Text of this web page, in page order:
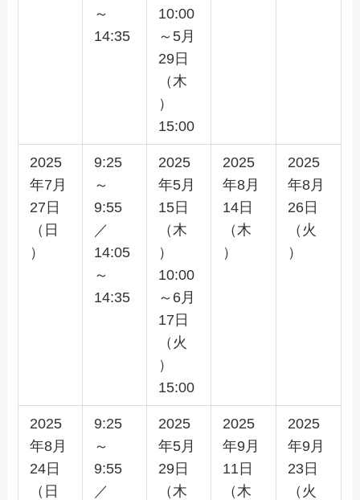
～
14:35
10:00
～5月
29日
（木
）
15:00
2025
年7月
27日
（日
）
9:25
～
9:55
／
14:05
～
14:35
2025
年5月
15日
（木
）
10:00
～6月
17日
（火
）
15:00
2025
年8月
14日
（木
）
2025
年8月
26日
（火
）
2025
年8月
24日
（日
9:25
～
9:55
／
2025
年5月
29日
（木
2025
年9月
11日
（木
2025
年9月
23日
（火